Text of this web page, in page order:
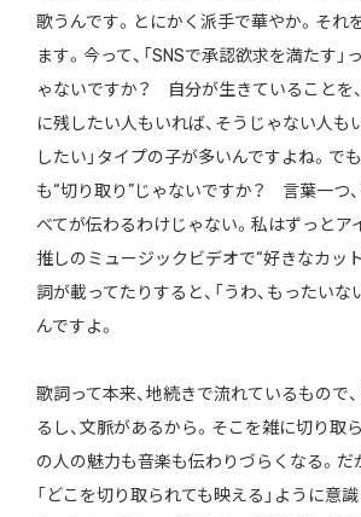
歌うんです。とにかく派手で華やか。それ
ます。今って、「SNSで承認欲求を満たす」
ゃないですか？ 自分が生きていることを
に残したい人もいれば、そうじゃない人もい
したい」タイプの子が多いんですよね。で
も“切り取り”じゃないですか？ 言葉一つ
べてが伝わるわけじゃない。私はずっとア
推しのミュージックビデオで“好きなカッ
詞が載ってたりすると、「うわ、もったいな
んですよ。
歌詞って本来、地続きで流れているもので
るし、文脈があるから。そこを雑に切り取
の人の魅力も音楽も伝わりづらくなる。だ
「どこを切り取られても映える」ように意